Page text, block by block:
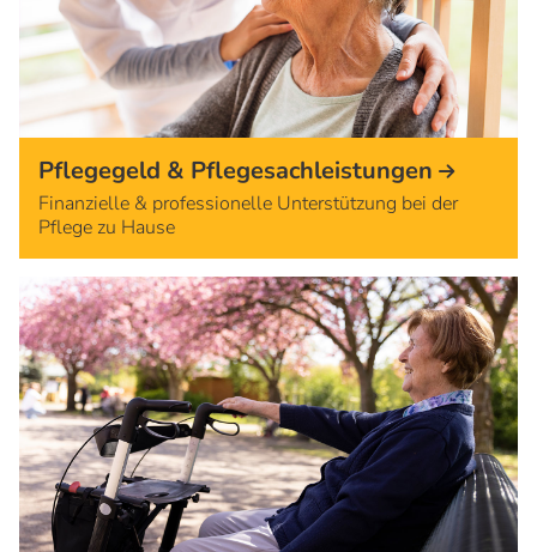
Pflegegeld & Pflegesachleistungen
Finanzielle & professionelle Unterstützung bei der
Pflege zu Hause